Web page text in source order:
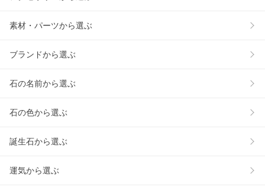
素材・パーツから選ぶ
ブランドから選ぶ
石の名前から選ぶ
石の色から選ぶ
誕生石から選ぶ
運気から選ぶ